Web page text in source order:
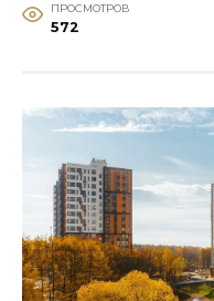
ПРОСМОТРОВ
572